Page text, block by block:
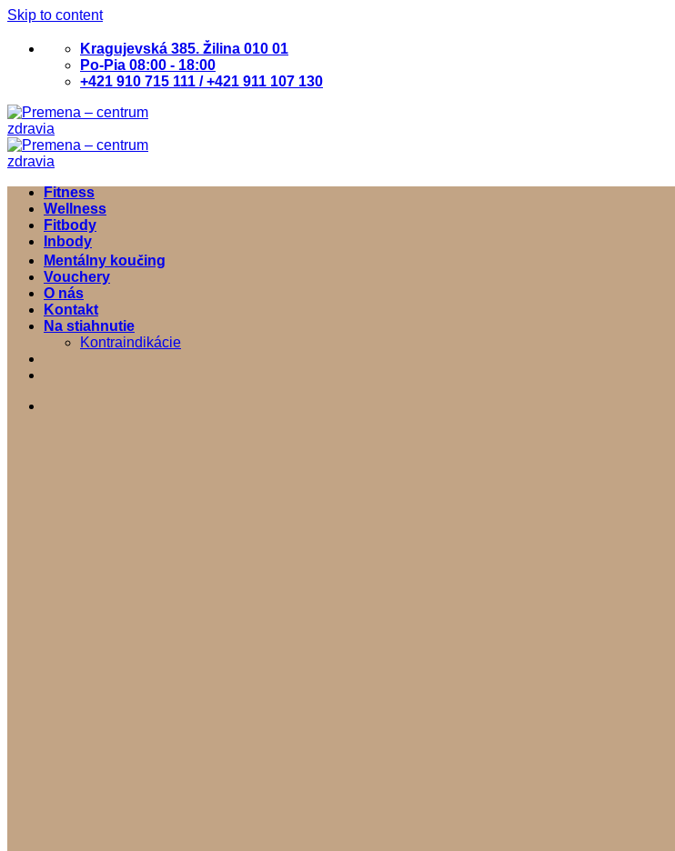
Skip to content
Kragujevská 385. Žilina 010 01
Po-Pia 08:00 - 18:00
+421 910 715 111 / +421 911 107 130
Fitness
Wellness
Fitbody
Inbody
Mentálny koučing
Vouchery
O nás
Kontakt
Na stiahnutie
Kontraindikácie